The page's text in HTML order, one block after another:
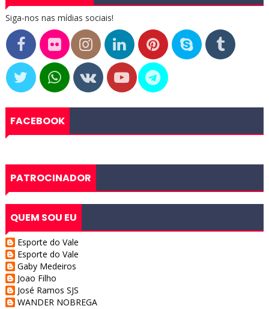
Siga-nos nas mídias sociais!
FACEBOOK
PATROCINADOR
QUEM SOU EU
Esporte do Vale
Esporte do Vale
Gaby Medeiros
Joao Filho
José Ramos SJS
WANDER NOBREGA